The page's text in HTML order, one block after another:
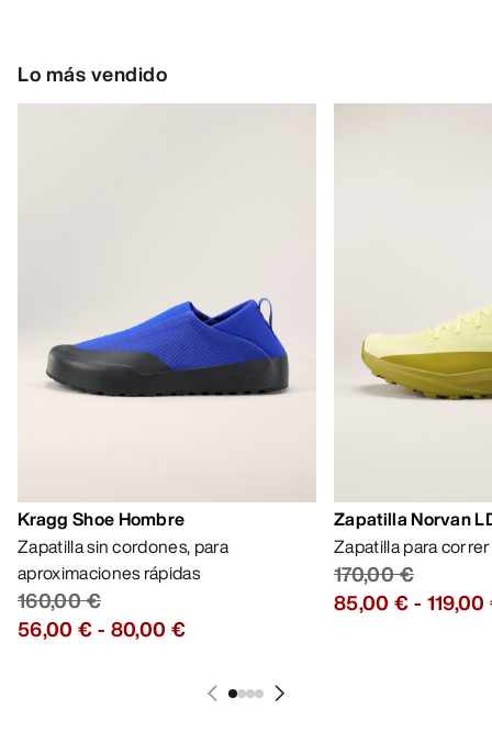
Lo más vendido
Kragg Shoe Hombre
Zapatilla sin cordones, para
aproximaciones rápidas
160,00 €
56,00 €- 80,00 €
Zapatilla Norvan
Zapatilla para
170,00 €
85,00 €-